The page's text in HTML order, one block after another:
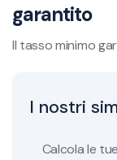
garantito
Il tasso minimo
I nostri
Calcola le